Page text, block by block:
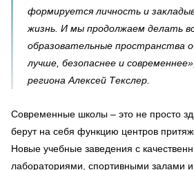
формируется личность и
жизнь. И мы продолжаем делать
образовательные пространства
лучше, безопаснее и
региона Алексей Текслер.
Современные школы – это не просто
берут на себя функцию центров
Новые учебные заведения с
лабораториями, спортивными залами